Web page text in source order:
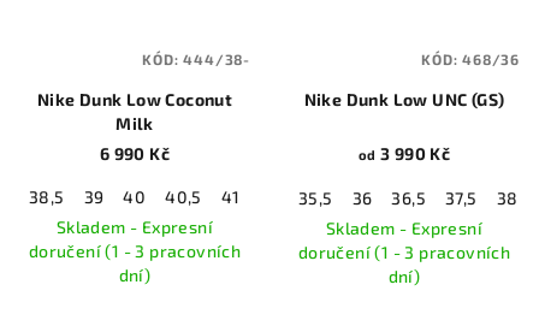
Nike Dunk Low Coconut
Milk
6 990 Kč
38,5 39 40 40,5 41 42,5 43 44 44,5 45
Skladem - Expresní
doručení (1 - 3 pracovních
dní)
KÓD:444/38-
Nike Dunk Low UNC (GS)
od 3 990 Kč
35,5 36 36,5 37,5 38
Skladem - Expresní
doručení (1 - 3 pracovních
dní)
KÓD:468/36